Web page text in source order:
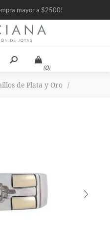
mayor a $2500!
(0)
de Plata y Oro /